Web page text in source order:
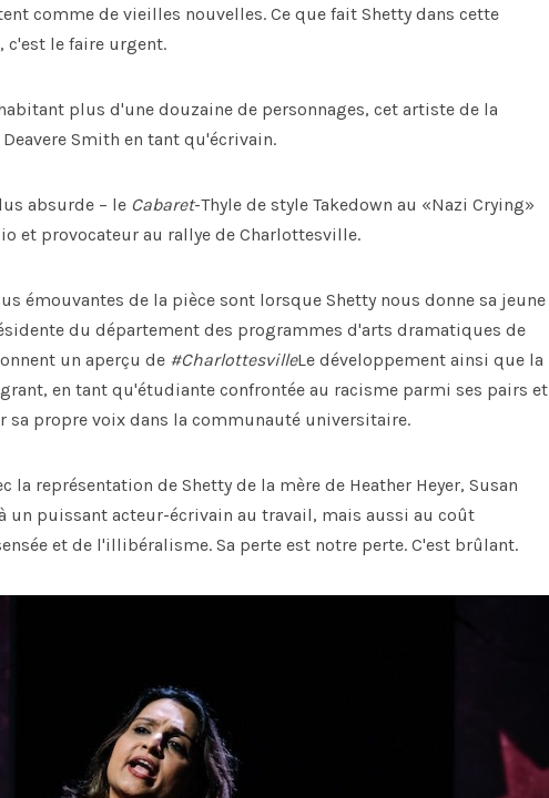
comme de vieilles nouvelles. Ce que fait Shetty dans cette
le faire urgent.
plus d'une douzaine de personnages, cet artiste de la
Smith en tant qu'écrivain.
absurde – le Cabaret-Thyle de style Takedown au «Nazi Crying»
et provocateur au rallye de Charlottesville.
émouvantes de la pièce sont lorsque Shetty nous donne sa jeune
du département des programmes d'arts dramatiques de
un aperçu de #CharlottesvilleLe développement ainsi que la
en tant qu'étudiante confrontée au racisme parmi ses pairs et
sa propre voix dans la communauté universitaire.
la représentation de Shetty de la mère de Heather Heyer, Susan
un puissant acteur-écrivain au travail, mais aussi au coût
et de l'illibéralisme. Sa perte est notre perte. C'est brûlant.